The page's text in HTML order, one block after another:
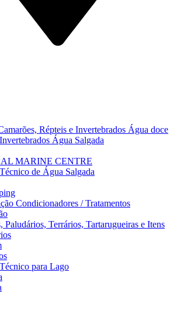
Répteis e Invertebrados Água doce
Água Salgada
MARINE CENTRE
de Água Salgada
Condicionadores / Tratamentos
Paludários, Terrários, Tartarugueiras e Itens
para Lago